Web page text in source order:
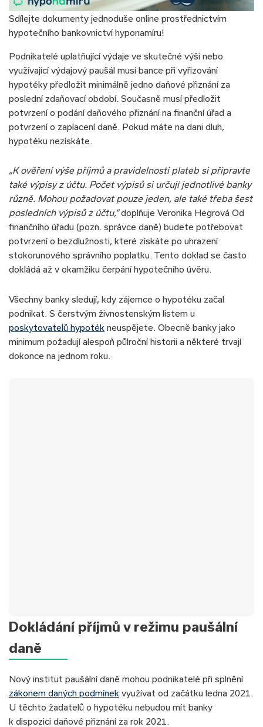
Sdílejte dokumenty jednoduše online prostřednictvím
hypotečního bankovnictví hyponamíru!
Podnikatelé uplatňující výdaje ve skutečné výši nebo
využívající výdajový paušál musí bance při vyřizování
hypotéky předložit minimálně jedno daňové přiznání za
poslední zdaňovací období. Současně musí předložit
potvrzení o podání daňového přiznání na finanční úřad a
potvrzení o zaplacení daně. Pokud máte na dani dluh,
hypotéku nezískáte.
„K ověření výše příjmů a pravidelnosti plateb si připravte
také výpisy z účtu. Počet výpisů si určují jednotlivé banky
různě. Mohou požadovat pouze jeden, ale také třeba šest
posledních výpisů z účtu,“doplňuje Veronika Hegrová Od
finančního úřadu (pozn. správce daně) budete potřebovat
potvrzení o bezdlužnosti, které získáte po uhrazení
stokorunového správního poplatku. Tento doklad se často
dokládá až v okamžiku čerpání hypotečního úvěru.
Všechny banky sledují, kdy zájemce o hypotéku začal
podnikat. S čerstvým živnostenským listem u
poskytovatelů hypoték neuspějete. Obecně banky jako
minimum požadují alespoň půlroční historii a některé trvají
dokonce na jednom roku.
✅Úrok:
od 4,69 %
✅Hodnota nemovitosti:
✅Doba splácení:
✅Výše úvěru:
3 500 000 Kč
✅Měsíční splátka:
18 131 Kč
Dokládání příjmů v režimu paušální
daně
Nový institut paušální daně mohou podnikatelé při splnění
zákonem daných podmínek využívat od začátku ledna 2021.
U těchto žadatelů o hypotéku nebudou mít banky
k dispozici daňové přiznání za rok 2021.